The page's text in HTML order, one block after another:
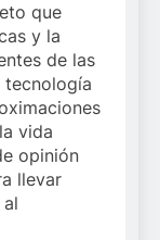
que
y la
de las
vida
opinión
llevar